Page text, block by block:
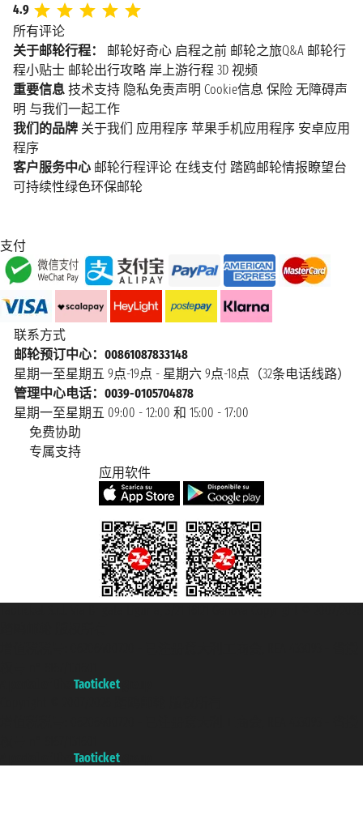
4.9
所有评论
关于邮轮行程：
邮轮好奇心 启程之前 邮轮之旅Q&A 邮轮行
程小贴士 邮轮出行攻略 岸上游行程 3D 视频
重要信息 技术支持 隐私免责声明 Cookie信息 保险 无障碍声
明 与我们一起工作
我们的品牌 关于我们 应用程序 苹果手机应用程序 安卓应用
程序
客户服务中心 邮轮行程评论 在线支付 踏鸥邮轮情报瞭望台
可持续性绿色环保邮轮
支付
联系方式
邮轮预订中心：00861087833148
星期一至星期五 9点-19点 - 星期六 9点-18点（32条电话线路）
管理中心电话：0039-0105704878
星期一至星期五 09:00 - 12:00 和 15:00 - 17:00
免费协助
专属支持
应用软件
Taoticket
Taoticket